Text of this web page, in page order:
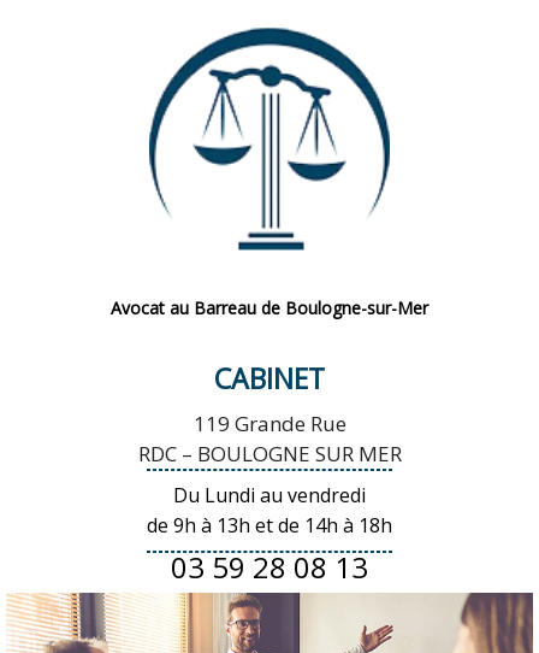
Avocat au Barreau de Boulogne-sur-Mer
CABINET
119 Grande Rue
RDC – BOULOGNE SUR MER
Du Lundi au vendredi
de 9h à 13h et de 14h à 18h
03 59 28 08 13